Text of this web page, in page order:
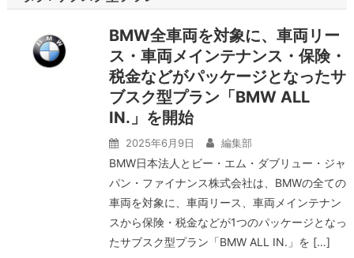
BMW全車両を対象に、車両リー
ス・車両メインテナンス・保険・
税金などがパッケージとなったサ
ブスク型プラン「BMW ALL
IN.」を開始
2025年6月9日 編集部
BMW日本法人とビー・エム・ダブリュー・ジャ
パン・ファイナンス株式会社は、BMWの全ての
車両を対象に、車両リース、車両メインテナン
スから保険・税金などが1つのパッケージとなっ
たサブスク型プラン「BMW ALL IN.」を […]